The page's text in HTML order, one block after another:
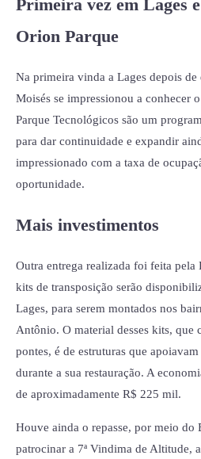
Primeira vez em Lages
Orion Parque
Na primeira vinda a Lages depois
Moisés se impressionou a conhecer
Parque Tecnológicos são um
para dar continuidade e expandir
impressionado com a taxa de
oportunidade.
Mais investimentos
Outra entrega realizada foi feita pela
kits de transposição serão
Lages, para serem montados nos
Antônio. O material desses kits, que
pontes, é de estruturas que
durante a sua restauração. A
de aproximadamente R$ 225 mil.
Houve ainda o repasse, por meio do
patrocinar a 7ª Vindima de Altitude,